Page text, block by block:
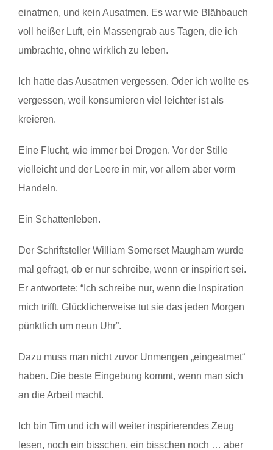
einatmen, und kein Ausatmen. Es war wie Blähbauch
voll heißer Luft, ein Massengrab aus Tagen, die ich
umbrachte, ohne wirklich zu leben.
Ich hatte das Ausatmen vergessen. Oder ich wollte es
vergessen, weil konsumieren viel leichter ist als
kreieren.
Eine Flucht, wie immer bei Drogen. Vor der Stille
vielleicht und der Leere in mir, vor allem aber vorm
Handeln.
Ein Schattenleben.
Der Schriftsteller William Somerset Maugham wurde
mal gefragt, ob er nur schreibe, wenn er inspiriert sei.
Er antwortete: “Ich schreibe nur, wenn die Inspiration
mich trifft. Glücklicherweise tut sie das jeden Morgen
pünktlich um neun Uhr”.
Dazu muss man nicht zuvor Unmengen „eingeatmet“
haben. Die beste Eingebung kommt, wenn man sich
an die Arbeit macht.
Ich bin Tim und ich will weiter inspirierendes Zeug
lesen, noch ein bisschen, ein bisschen noch … aber